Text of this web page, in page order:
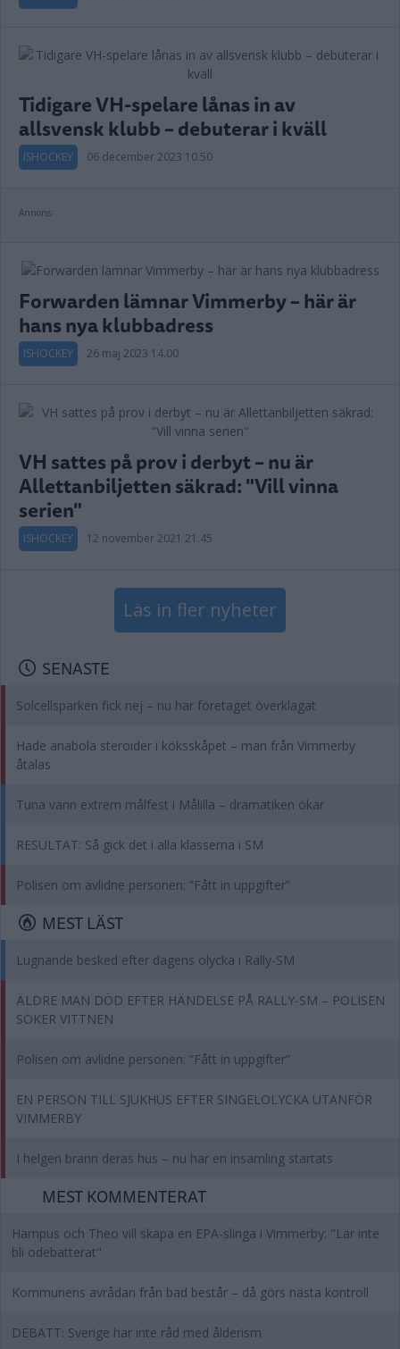
Tidigare VH-spelare lånas in av
allsvensk klubb – debuterar i kväll
ISHOCKEY 06 december 2023 10.50
Annons:
Forwarden lämnar Vimmerby – här är
hans nya klubbadress
ISHOCKEY 26 maj 2023 14.00
VH sattes på prov i derbyt – nu är
Allettanbiljetten säkrad: "Vill vinna
serien"
ISHOCKEY 12 november 2021 21.45
Läs in fler nyheter
SENASTE
Solcellsparken fick nej – nu har företaget överklagat
Hade anabola steroider i köksskåpet – man från Vimmerby
åtalas
Tuna vann extrem målfest i Målilla – dramatiken ökar
RESULTAT: Så gick det i alla klasserna i SM
Polisen om avlidne personen: ”Fått in uppgifter”
MEST LÄST
Lugnande besked efter dagens olycka i Rally-SM
ÄLDRE MAN DÖD EFTER HÄNDELSE PÅ RALLY-SM – POLISEN
SÖKER VITTNEN
Polisen om avlidne personen: ”Fått in uppgifter”
EN PERSON TILL SJUKHUS EFTER SINGELOLYCKA UTANFÖR
VIMMERBY
I helgen brann deras hus – nu har en insamling startats
MEST KOMMENTERAT
Hampus och Theo vill skapa en EPA-slinga i Vimmerby: "Lär inte
bli odebatterat"
Kommunens avrådan från bad består – då görs nästa kontroll
DEBATT: Sverige har inte råd med ålderism